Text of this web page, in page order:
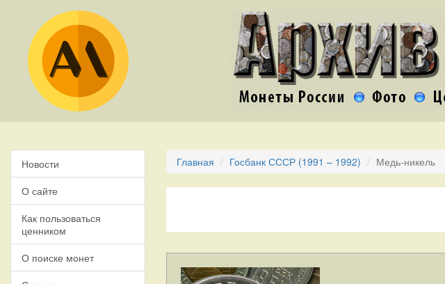
Новости
О сайте
Как пользоваться
ценником
О поиске монет
Главная Госбанк СССР (1991 – 1992) Медь-никель